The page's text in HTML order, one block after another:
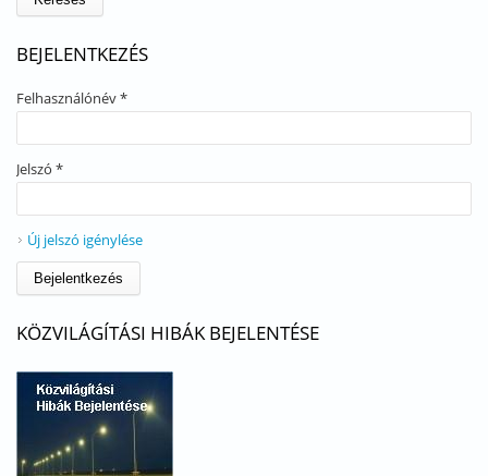
BEJELENTKEZÉS
Felhasználónév*
Jelszó *
Új jelszó igénylése
KÖZVILÁGÍTÁSI HIBÁK BEJELENTÉSE